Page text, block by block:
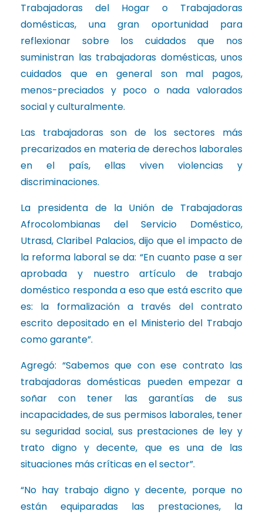
Trabajadoras del Hogar o Trabajadoras
domésticas, una gran oportunidad para
reflexionar sobre los cuidados que nos
suministran las trabajadoras domésticas, unos
cuidados que en general son mal pagos,
menos-preciados y poco o nada valorados
social y culturalmente.
Las trabajadoras son de los sectores más
precarizados en materia de derechos laborales
en el país, ellas viven violencias y
discriminaciones.
La presidenta de la Unión de Trabajadoras
Afrocolombianas del Servicio Doméstico,
Utrasd, Claribel Palacios, dijo que el impacto de
la reforma laboral se da: “En cuanto pase a ser
aprobada y nuestro artículo de trabajo
doméstico responda a eso que está escrito que
es: la formalización a través del contrato
escrito depositado en el Ministerio del Trabajo
como garante”.
Agregó: “Sabemos que con ese contrato las
trabajadoras domésticas pueden empezar a
soñar con tener las garantías de sus
incapacidades, de sus permisos laborales, tener
su seguridad social, sus prestaciones de ley y
trato digno y decente, que es una de las
situaciones más críticas en el sector”.
“No hay trabajo digno y decente, porque no
están equiparadas las prestaciones, la